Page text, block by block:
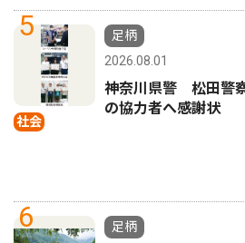
5
社会
足柄
2026.08.01
神奈川県警 松田警
の協力者へ感謝状
6
足柄